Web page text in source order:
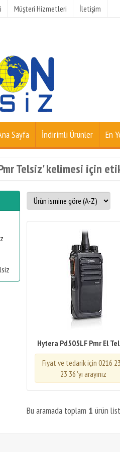
Müşteri Hizmetleri İletişim
Sayfa İndirimli Ürünler En
Telsiz' kelimesi için
Hytera Pd505LF Pmr El
Fiyat ve tedarik için 0216
23 36 'yı arayınız
Bu aramada toplam 1 ürün